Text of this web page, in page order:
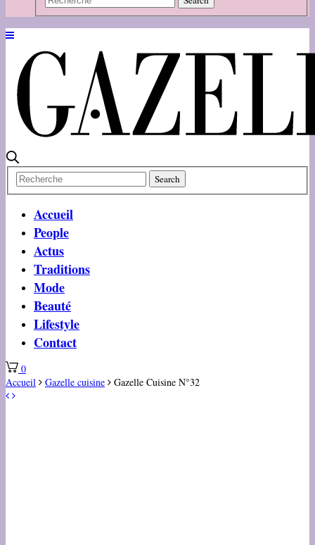
Accueil
People
Actus
Traditions
Mode
Beauté
Lifestyle
Contact
0
Accueil
Gazelle cuisine Gazelle Cuisine N°32